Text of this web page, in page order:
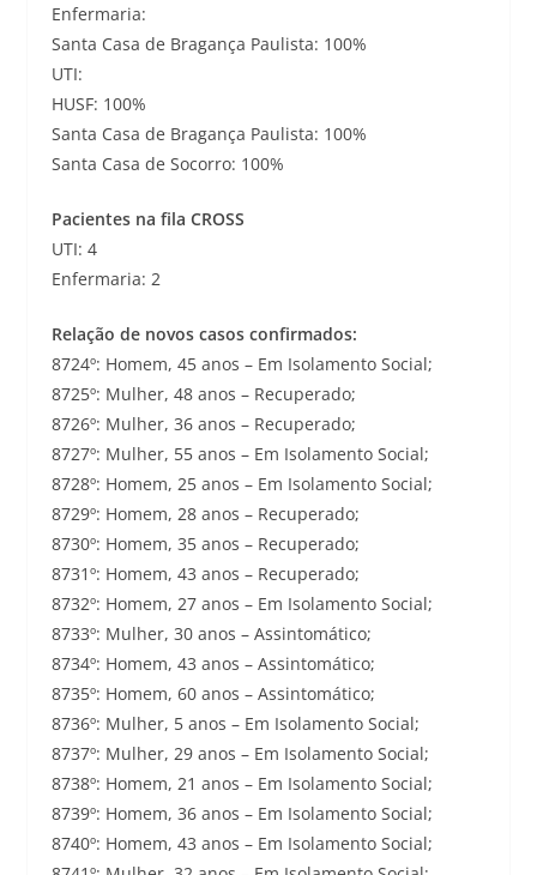
Enfermaria:
Santa Casa de Bragança Paulista: 100%
UTI:
HUSF: 100%
Santa Casa de Bragança Paulista: 100%
Santa Casa de Socorro: 100%
Pacientes na fila CROSS
UTI: 4
Enfermaria: 2
Relação de novos casos confirmados:
8724º: Homem, 45 anos – Em Isolamento Social;
8725º: Mulher, 48 anos – Recuperado;
8726º: Mulher, 36 anos – Recuperado;
8727º: Mulher, 55 anos – Em Isolamento Social;
8728º: Homem, 25 anos – Em Isolamento Social;
8729º: Homem, 28 anos – Recuperado;
8730º: Homem, 35 anos – Recuperado;
8731º: Homem, 43 anos – Recuperado;
8732º: Homem, 27 anos – Em Isolamento Social;
8733º: Mulher, 30 anos – Assintomático;
8734º: Homem, 43 anos – Assintomático;
8735º: Homem, 60 anos – Assintomático;
8736º: Mulher, 5 anos – Em Isolamento Social;
8737º: Mulher, 29 anos – Em Isolamento Social;
8738º: Homem, 21 anos – Em Isolamento Social;
8739º: Homem, 36 anos – Em Isolamento Social;
8740º: Homem, 43 anos – Em Isolamento Social;